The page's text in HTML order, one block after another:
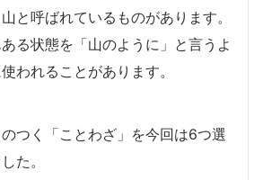
と呼ばれているものがあります。
る状態を「山のように」と言うよ
われることがあります。
つく「ことわざ」を今回は6つ選
た。